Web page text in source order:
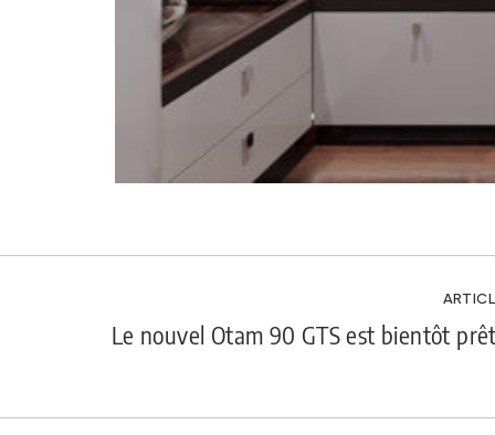
Le nouvel Otam 90 GTS est bientôt